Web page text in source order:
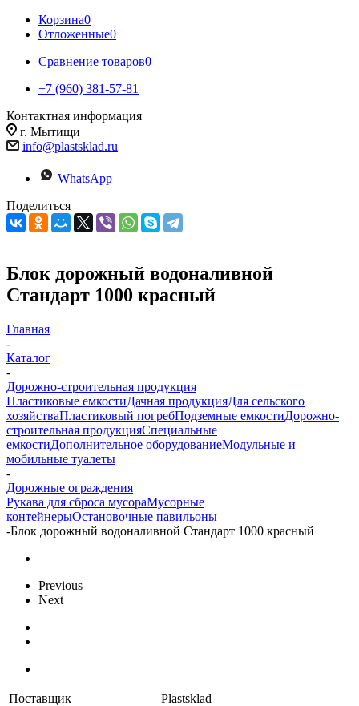
Корзина0
Отложенные0
Сравнение товаров0
+7 (960) 381-57-81
Контактная информация
г. Мытищи
info@plastsklad.ru
WhatsApp
Поделиться
Блок дорожный водоналивной
Стандарт 1000 красный
Главная
-
Каталог
-
Дорожно-строительная продукция
Пластиковые емкостиДачная продукцияДля сельского
хозяйстваПластиковый погребПодземные емкостиДорожно-
строительная продукцияСпециальные
емкостиДополнительное оборудованиеМодульные и
мобильные туалеты
-
Дорожные ограждения
Рукава для сброса мусораМусорные
контейнерыОстановочные павильоны
-Блок дорожный водоналивной Стандарт 1000 красный
Previous
Next
Поставщик
Plastsklad